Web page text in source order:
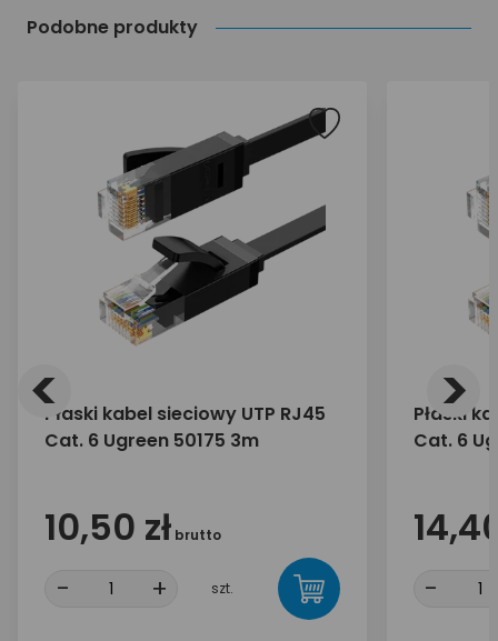
Podobne produkty
Płaski kabel sieciowy UTP RJ45
Cat. 6 Ugreen 50175 3m
10,50 zł brutto
- + szt.
Płaski
Cat. 6
-
< >